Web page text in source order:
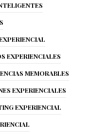
EXPERIENCIALES
MEMORABLES
EXPERIENCIALES
EXPERIENCIAL